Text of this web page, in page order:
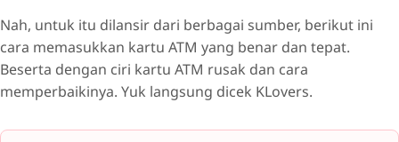
Nah, untuk itu dilansir dari berbagai sumber, berikut ini
cara memasukkan kartu ATM yang benar dan tepat.
Beserta dengan ciri kartu ATM rusak dan cara
memperbaikinya. Yuk langsung dicek KLovers.